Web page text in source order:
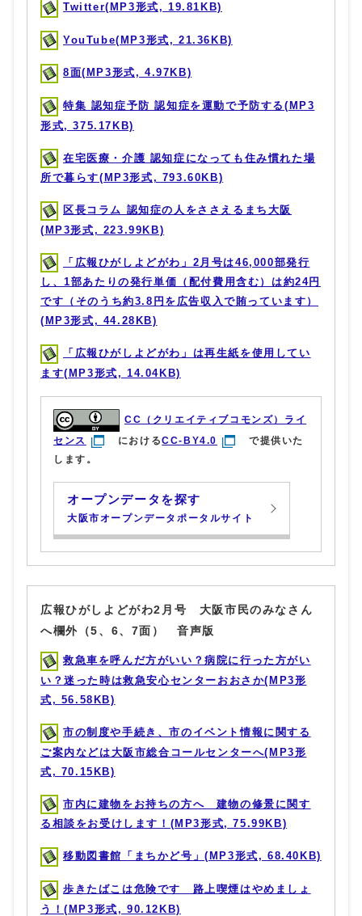
Twitter(MP3形式, 19.81KB)
YouTube(MP3形式, 21.36KB)
8面(MP3形式, 4.97KB)
特集 認知症予防 認知症を運動で予防する(MP3
形式, 375.17KB)
在宅医療・介護 認知症になっても住み慣れた場
所で暮らす(MP3形式, 793.60KB)
区長コラム 認知症の人をささえるまち大阪
(MP3形式, 223.99KB)
「広報ひがしよどがわ」2月号は46,000部発行
し、1部あたりの発行単価（配付費用含む）は約24円
です（そのうち約3.8円を広告収入で賄っています）
(MP3形式, 44.28KB)
「広報ひがしよどがわ」は再生紙を使用してい
ます(MP3形式, 14.04KB)
CC（クリエイティブコモンズ）ライ
センス
におけるCC-BY4.0
で提供いた
します。
オープンデータを探す
大阪市オープンデータポータルサイト
広報ひがしよどがわ2月号 大阪市民のみなさん
へ欄外（5、6、7面） 音声版
救急車を呼んだ方がいい？病院に行った方がい
い？迷った時は救急安心センターおおさか(MP3形
式, 56.58KB)
市の制度や手続き、市のイベント情報に関する
ご案内などは大阪市総合コールセンターへ(MP3形
式, 70.15KB)
市内に建物をお持ちの方へ 建物の修景に関す
る相談をお受けします！(MP3形式, 75.99KB)
移動図書館「まちかど号」(MP3形式, 68.40KB)
歩きたばこは危険です 路上喫煙はやめましょ
う！(MP3形式, 90.12KB)